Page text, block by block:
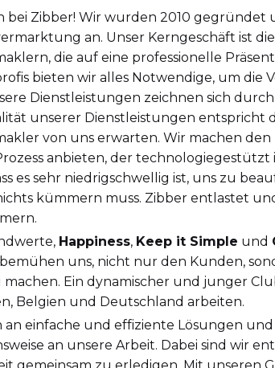
bei Zibber! Wir wurden 2010 gegründet
an. Unser Kerngeschäft ist
die auf eine professionelle
bieten wir alles Notwendige, um die
Dienstleistungen zeichnen sich
unserer Dienstleistungen entspricht
von uns erwarten. Wir machen
anbieten, der technologiegestützt
es sehr niedrigschwellig ist, uns zu
kümmern muss. Zibber entlastet
Happiness, Keep it Simple und
uns, nicht nur den Kunden,
Ein dynamischer und junger
Belgien und Deutschland arbeiten.
an einfache und effiziente Lösungen
an unsere Arbeit. Dabei sind wir
gemeinsam zu erledigen. Mit unseren